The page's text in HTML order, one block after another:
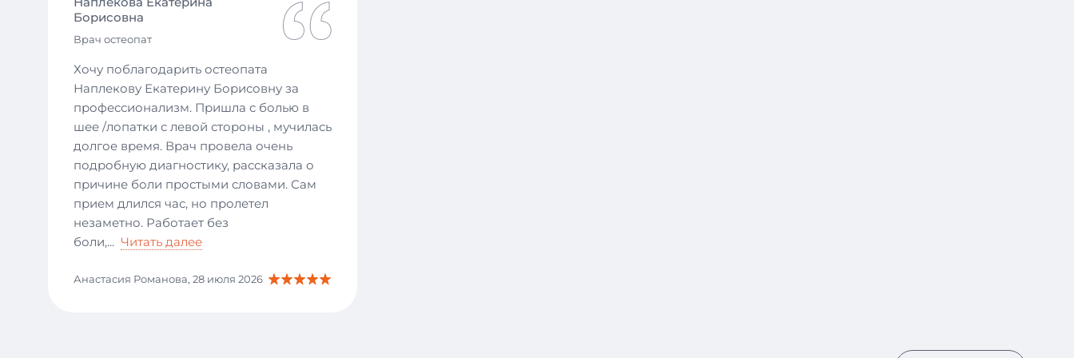
Борисовна
Врач остеопат
Хочу поблагодарить остеопата
Наплекову Екатерину Борисовну за
профессионализм. Пришла с болью в
шее /лопатки с левой стороны , мучилась
долгое время. Врач провела очень
подробную диагностику, рассказала о
причине боли простыми словами. Сам
прием длился час, но пролетел
незаметно. Работает без
боли,... Читать далее
Анастасия Романова, 28 июля 2026